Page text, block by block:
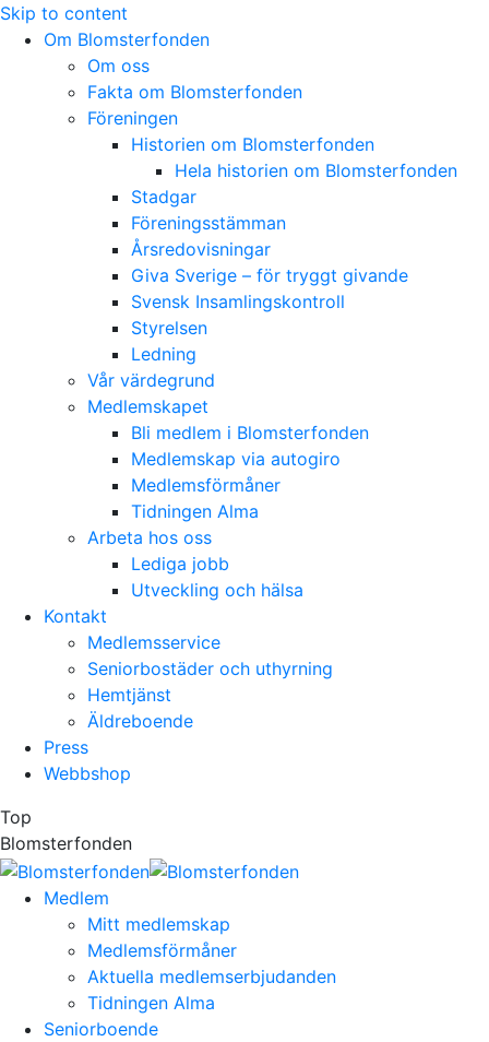
Skip to content
Om Blomsterfonden
Om oss
Fakta om Blomsterfonden
Föreningen
Historien om Blomsterfonden
Hela historien om Blomsterfonden
Stadgar
Föreningsstämman
Årsredovisningar
Giva Sverige – för tryggt givande
Svensk Insamlingskontroll
Styrelsen
Ledning
Vår värdegrund
Medlemskapet
Bli medlem i Blomsterfonden
Medlemskap via autogiro
Medlemsförmåner
Tidningen Alma
Arbeta hos oss
Lediga jobb
Utveckling och hälsa
Kontakt
Medlemsservice
Seniorbostäder och uthyrning
Hemtjänst
Äldreboende
Press
Webbshop
Top
Blomsterfonden
Medlem
Mitt medlemskap
Medlemsförmåner
Aktuella medlemserbjudanden
Tidningen Alma
Seniorboende